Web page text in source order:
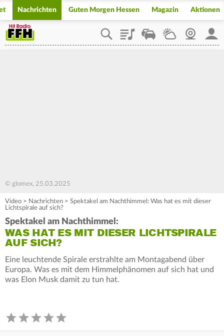
Nachrichten Guten Morgen Hessen Magazin Aktionen
PlaylistStaupilotWetterWebcam
© glomex, 25.03.2025
Video > Nachrichten > Spektakel am Nachthimmel: Was hat es mit dieser
Lichtspirale auf sich?
Spektakel am Nachthimmel:
WAS HAT ES MIT DIESER LICHTSPIRALE
AUF SICH?
Eine leuchtende Spirale erstrahlte am Montagabend über
Europa. Was es mit dem Himmelphänomen auf sich hat und
was Elon Musk damit zu tun hat.